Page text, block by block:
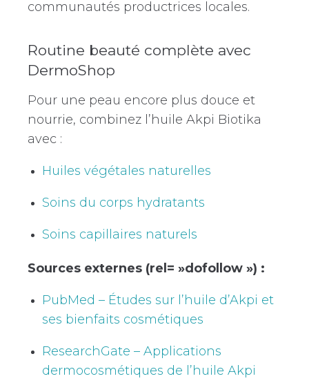
communautés productrices locales.
Routine beauté complète avec
DermoShop
Pour une peau encore plus douce et
nourrie, combinez l’huile Akpi Biotika
avec :
Huiles végétales naturelles
Soins du corps hydratants
Soins capillaires naturels
Sources externes (rel= »dofollow ») :
PubMed – Études sur l’huile d’Akpi et
ses bienfaits cosmétiques
ResearchGate – Applications
dermocosmétiques de l’huile Akpi